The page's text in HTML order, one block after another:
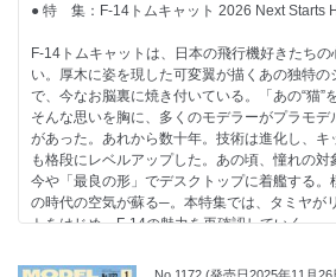
【情 報】
・横浜モデラーズクラブ合同展示会2026
・ワンダーフェスティバル2026［WINTER］
・TAMIYA SHOWCASE 2026年上半期新製品
・でものはつもの
・ブックレビュー
・リーダーズクラブ
・青天白日を背負った“栄光” 台湾に渡ったF-
ケン
・マルヨンを120％楽しめる!? インパクト◎内
・Hey Ridley, got any Beemans?“ NF”を演じた
ハセガワ1/48 F-104G スターファイター“
郎
・動的な「魅せる」模型考
アカデミー1/72 アメリカ空軍 F-104C スター
はるさー
・ニッサン ローレル HT 2000SGX（KHC130
● 特 集：F-14トムキャット 2026 Next Starts
F-14トムキャットは、日本の飛行機好きたち
い。厚木に姿を現した可変翼が描くあの独特
で、今なお脳裏に焼き付いている。「あの“猫”
そんな思いを胸に、多くのモデラーがプラモ
があった。あれから数十年。技術は進化し、キ
も格段にレベルアップした。あの頃、憧れの対
今や「最良の形」でデスクトップに着艦する。
の時代の空気が蘇る─。本特集では、タミヤが
トをはじめ、F-14の魅力を再確認していく。
・最新F-14キット登場 可変翼のロマンを1/72に